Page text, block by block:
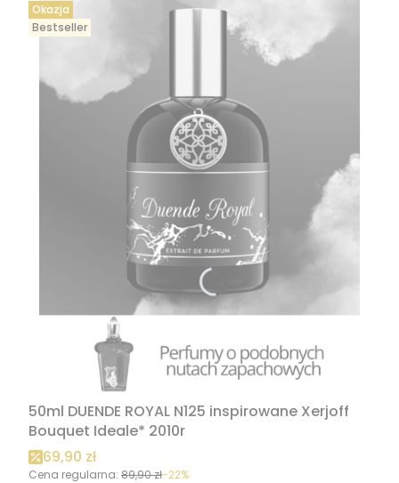
Okazja
Bestseller
50ml DUENDE ROYAL N125 inspirowane Xerjoff
Bouquet Ideale* 2010r
Cena promocyjna
69,90 zł
Cena regularna: 89,90 zł-22%